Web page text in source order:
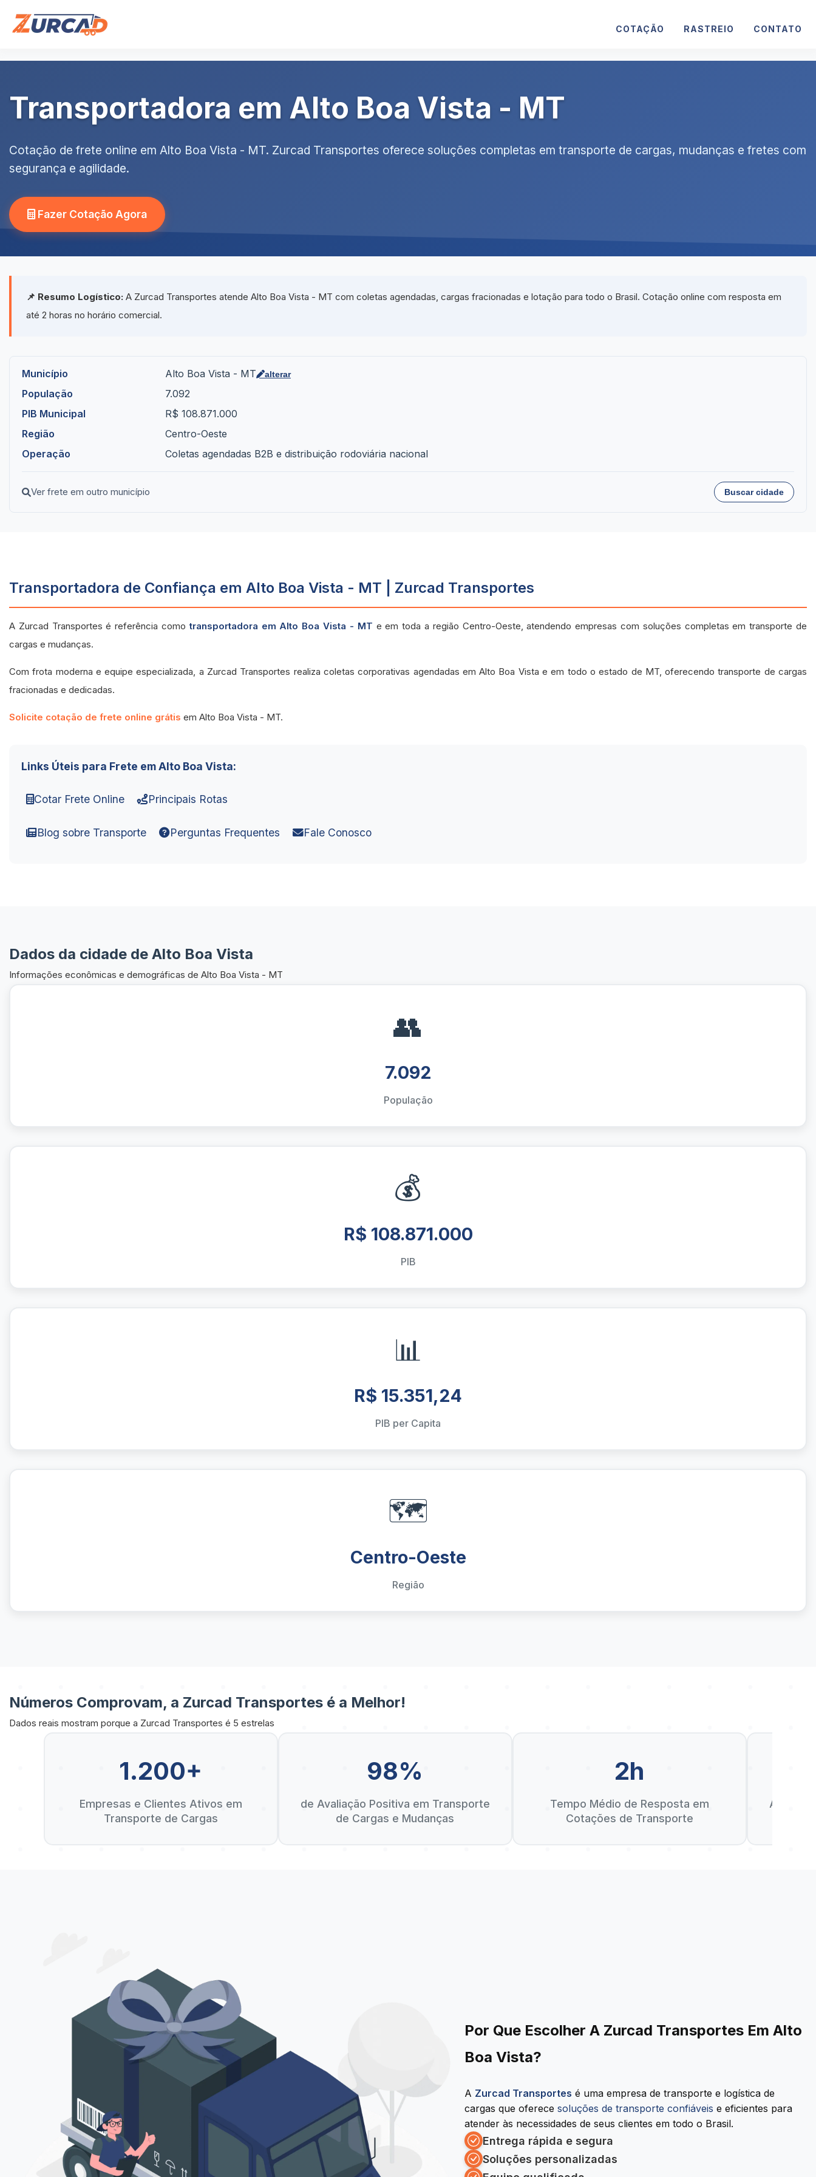
COTAÇÃO RASTREIO CONTATO
Transportadora em Alto Boa Vista - MT
Cotação de frete online em Alto Boa Vista - MT. Zurcad Transportes oferece soluções completas em transporte de cargas, mudanças e fretes com
segurança e agilidade.
Fazer Cotação Agora
📌 Resumo Logístico: A Zurcad Transportes atende Alto Boa Vista - MT com coletas agendadas, cargas fracionadas e lotação para todo o Brasil. Cotação online com resposta em
até 2 horas no horário comercial.
Município Alto Boa Vista - MT alterar
População
7.092
PIB Municipal
R$ 108.871.000
Região
Centro-Oeste
Operação
Coletas agendadas B2B e distribuição rodoviária nacional
Ver frete em outro município Buscar cidade
Transportadora de Confiança em Alto Boa Vista - MT | Zurcad Transportes
A Zurcad Transportes é referência comotransportadora em Alto Boa Vista - MT e em toda a região Centro-Oeste, atendendo empresas com soluções completas em transporte de
cargas e mudanças.
Com frota moderna e equipe especializada, a Zurcad Transportes realiza coletas corporativas agendadas em Alto Boa Vista e em todo o estado de MT, oferecendo transporte de cargas
fracionadas e dedicadas.
Solicite cotação de frete online grátis em Alto Boa Vista - MT.
Links Úteis para Frete em Alto Boa Vista:
Cotar Frete Online Principais Rotas
Blog sobre Transporte Perguntas Frequentes Fale Conosco
Dados da cidade de Alto Boa Vista
Informações econômicas e demográficas de Alto Boa Vista - MT
👥
7.092
População
💰
R$ 108.871.000
PIB
📊
R$ 15.351,24
PIB per Capita
🗺️
Centro-Oeste
Região
Números Comprovam, a Zurcad Transportes é a Melhor!
Dados reais mostram porque a Zurcad Transportes é 5 estrelas
1.200+
Empresas e Clientes Ativos em
Transporte de Cargas
98%
de Avaliação Positiva em Transporte
de Cargas e Mudanças
2h
Tempo Médio de Resposta em
Cotações de Transporte
Anos
Por Que Escolher A Zurcad Transportes Em Alto
Boa Vista?
A Zurcad Transportes é uma empresa de transporte e logística de
cargas que oferece soluções de transporte confiáveis e eficientes para
atender às necessidades de seus clientes em todo o Brasil.
Entrega rápida e segura
Soluções personalizadas